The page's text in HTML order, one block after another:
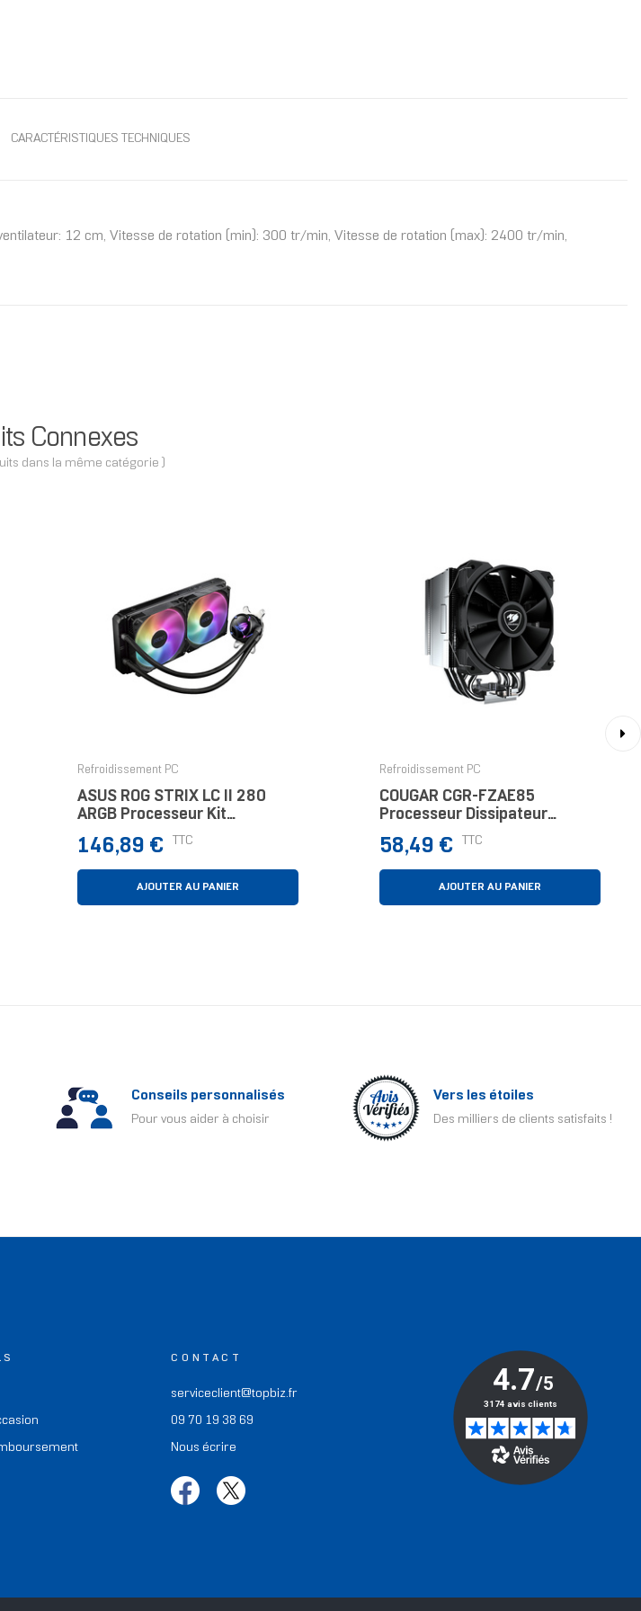
CARACTÉRISTIQUES TECHNIQUES
12 cm, Vitesse de rotation (min): 300 tr/min, Vitesse de rotation (max): 2400 tr/min,
Connexes
dans la même catégorie )
Refroidissement PC
ASUS ROG STRIX LC II 280
ARGB Processeur Kit
Watercooling 14 Cm Noir 1
Pièce(s)
Prix
146,89 € TTC
AJOUTER AU PANIER
Refroidissement PC
COUGAR CGR-FZAE85
Processeur Dissipateur
Thermique/Radiateur 12 Cm
Noir 1 Pièce(s)
Prix
58,49 € TTC
AJOUTER AU PANIER
Conseils personnalisés
Pour vous aider à choisir
Vers les étoiles
Des milliers de clients satisfaits !
CONTACT
serviceclient@topbiz.fr
09 70 19 38 69
Nous écrire